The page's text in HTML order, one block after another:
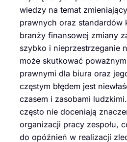
wiedzy na temat
prawnych oraz standardów
branży finansowej zmiany
szybko i nieprzestrzeganie
może skutkować
prawnymi dla biura oraz
częstym błędem jest
czasem i zasobami
często nie doceniają
organizacji pracy zespołu,
do opóźnień w realizacji